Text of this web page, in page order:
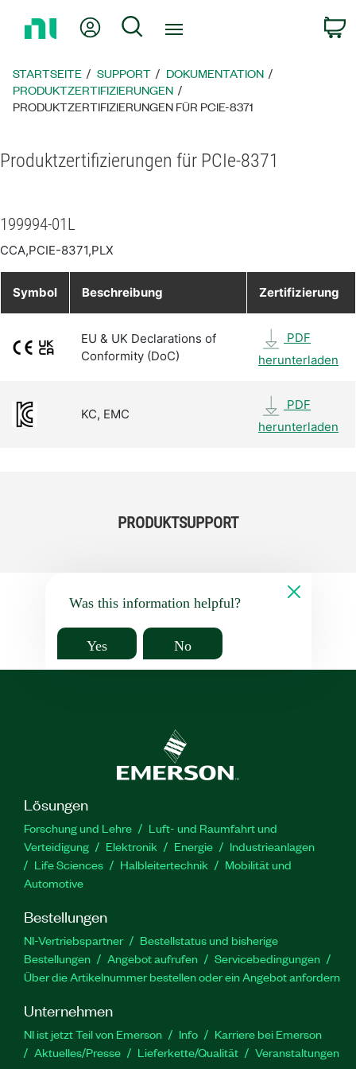
zur
Mein KontoSuche
STARTSEITE SUPPORT
DOKUMENTATION
PRODUKTZERTIFIZIERUNGEN
PRODUKTZERTIFIZIERUNGEN FÜR PCIE-8371
Produktzertifizierungen für PCIe-8371
199994-01L
CCA,PCIE-8371,PLX
Symbol Beschreibung Zertifizierung
EU & UK Declarations of
Conformity (DoC)
PDF
herunterladen
KC, EMC
PDF
herunterladen
PRODUKTSUPPORT
Was this information helpful?
Yes No
Lösungen
Forschung und Lehre
Luft- und Raumfahrt und
Verteidigung
Elektronik Energie
Industrieanlagen
Life Sciences
Halbleitertechnik
Mobilität und
Automotive
Bestellungen
NI-Vertriebspartner
Bestellstatus und bisherige
Bestellungen
Angebot aufrufen
Servicebedingungen
Über die Artikelnummer bestellen oder ein Angebot anfordern
Unternehmen
NI ist jetzt Teil von Emerson Info
Karriere bei Emerson
Aktuelles/Presse
Lieferkette/Qualität Veranstaltungen